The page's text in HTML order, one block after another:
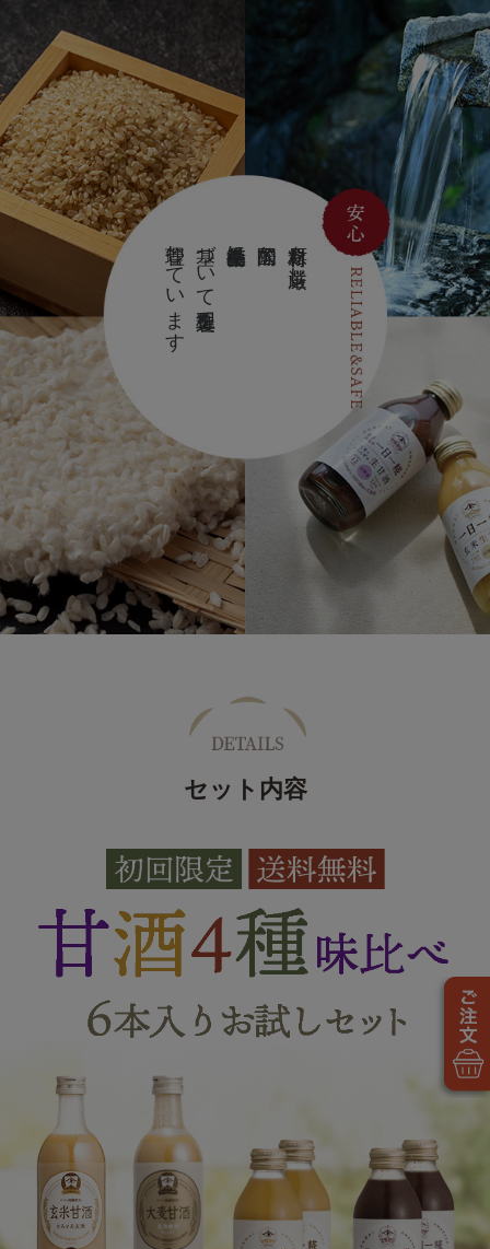
原材料を厳選し、
国際的な
食品衛生基準に
基づいて製造工程を
管理しています
セット内容